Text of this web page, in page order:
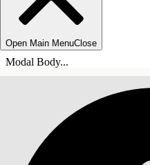
Open Main MenuClose
Modal Body...